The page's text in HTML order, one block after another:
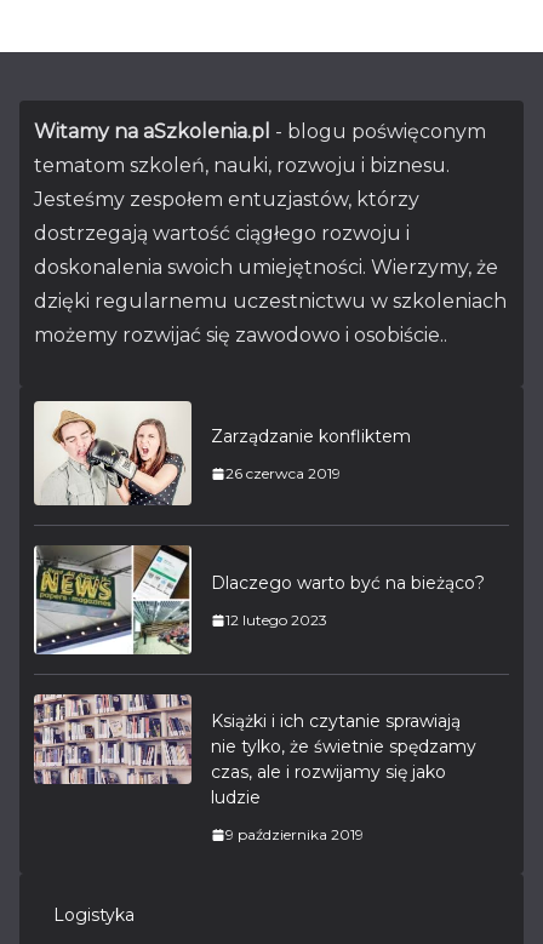
Witamy na aSzkolenia.pl - blogu poświęconym
tematom szkoleń, nauki, rozwoju i biznesu.
Jesteśmy zespołem entuzjastów, którzy
dostrzegają wartość ciągłego rozwoju i
doskonalenia swoich umiejętności. Wierzymy, że
dzięki regularnemu uczestnictwu w szkoleniach
możemy rozwijać się zawodowo i osobiście..
Zarządzanie konfliktem
26 czerwca 2019
Dlaczego warto być na bieżąco?
12 lutego 2023
Książki i ich czytanie sprawiają
nie tylko, że świetnie spędzamy
czas, ale i rozwijamy się jako
ludzie
9 października 2019
Logistyka